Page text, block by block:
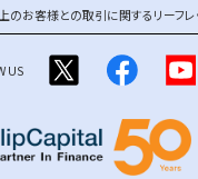
のお客様との取引に関するリーフレ
US